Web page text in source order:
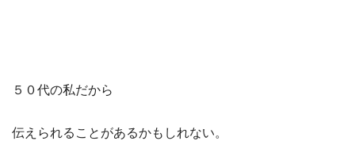
５０代の私だから
伝えられることがあるかもしれない。